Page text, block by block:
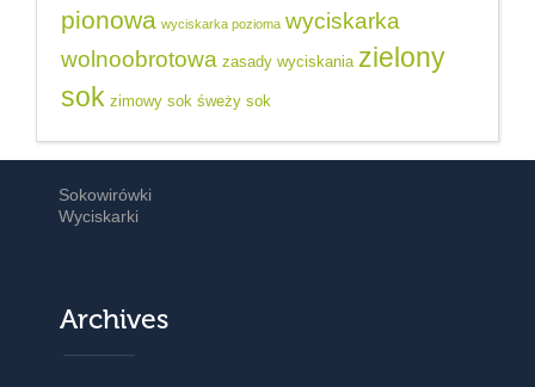
pionowa wyciskarka pozioma wyciskarka
wolnoobrotowa zasady wyciskania zielony
sok zimowy sok śweży sok
Sokowirówki
Wyciskarki
Archives